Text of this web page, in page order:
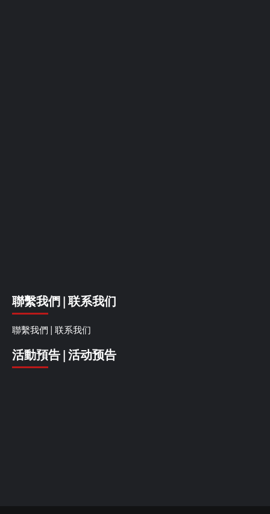
聯繫我們 | 联系我们
聯繫我們 | 联系我们
活動預告 | 活动预告